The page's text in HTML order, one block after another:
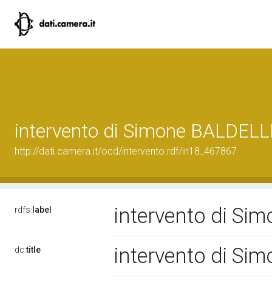
intervento di Simone
http://dati.camera.it/ocd/intervento.rdf/in18_467867
rdfs: label intervento di
dc:title intervento di